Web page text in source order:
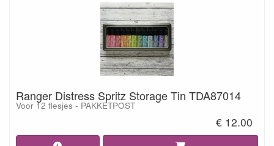
Ranger Distress Spritz Storage Tin TDA87014
Voor 12 flesjes - PAKKETPOST
€ 12.00